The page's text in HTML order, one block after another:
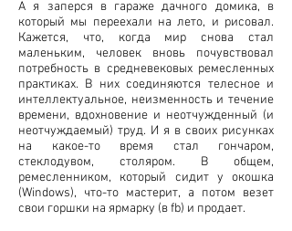
А я заперся в гараже дачного домика, в
который мы переехали на лето, и рисовал.
Кажется, что, когда мир снова стал
маленьким, человек вновь почувствовал
потребность в средневековых ремесленных
практиках. В них соединяются телесное и
интеллектуальное, неизменность и течение
времени, вдохновение и неотчужденный (и
неотчуждаемый) труд. И я в своих рисунках
на какое-то время стал гончаром,
стеклодувом, столяром. В общем,
ремесленником, который сидит у окошка
(Windows), что-то мастерит, а потом везет
свои горшки на ярмарку (в fb) и продает.